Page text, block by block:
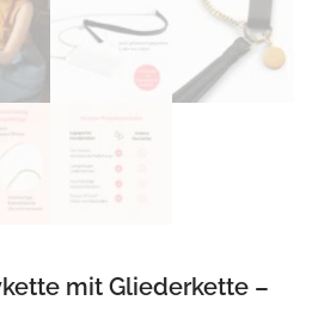
mit Gliederkette –